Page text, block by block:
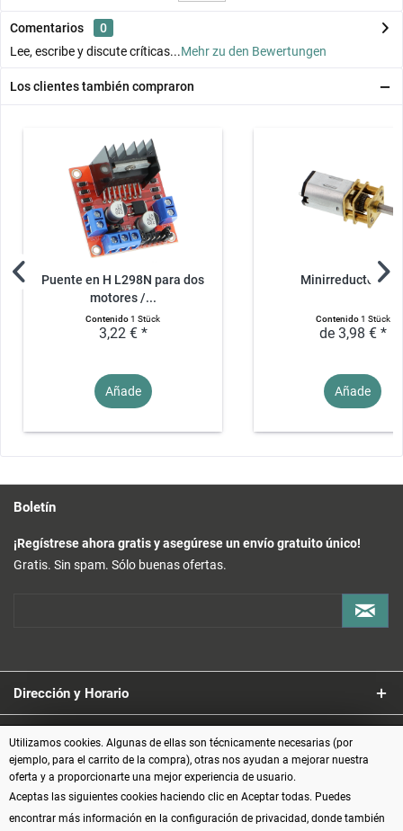
Comentarios
0
Lee, escribe y discute críticas...Mehr zu den Bewertungen
Los clientes también compraron
Puente en H L298N para dos
motores /...
Contenido1 Stück
3,22 € *
Añade
Minirreductor
Contenido1 Stück
de 3,98 € *
Añade
Boletín
¡Regístrese ahora gratis y asegúrese un envío gratuito único!
Gratis. Sin spam. Sólo buenas ofertas.
Dirección y Horario
Servicio
Información
Formas de pago
Utilizamos cookies. Algunas de ellas son técnicamente necesarias (por
ejemplo, para el carrito de la compra), otras nos ayudan a mejorar nuestra
oferta y a proporcionarte una mejor experiencia de usuario.
Aceptas las siguientes cookies haciendo clic en Aceptar todas. Puedes
encontrar más información en la configuración de privacidad, donde también